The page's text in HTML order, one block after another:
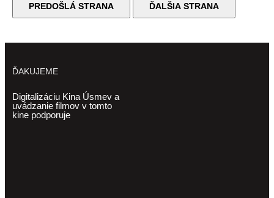
PREDOŠLÁ STRANA ĎALŠIA STRANA
ĎAKUJEME
Digitalizáciu Kina Úsmev a
uvádzanie filmov v tomto
kine podporuje